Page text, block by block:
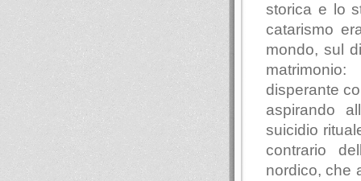
storica e lo
catarismo
mondo, sul
disperante
aspirando
suicidio
contrario
nordico, che